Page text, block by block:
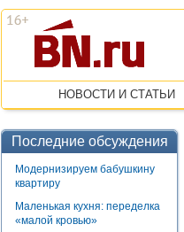
НОВОСТИ И СТАТЬИ
Последние обсуждения
Модернизируем бабушкину
квартиру
Маленькая кухня: переделка
«малой кровью»